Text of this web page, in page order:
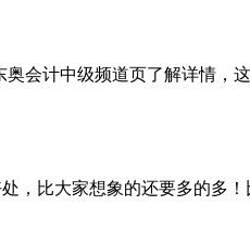
会计中级频道页了解详情，
，比大家想象的还要多的多